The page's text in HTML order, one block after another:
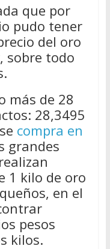
que por
pudo tener
del oro
sobre todo
más de 28
28,3495
compra en
grandes
1 kilo de oro
en el
pesos
kilos.